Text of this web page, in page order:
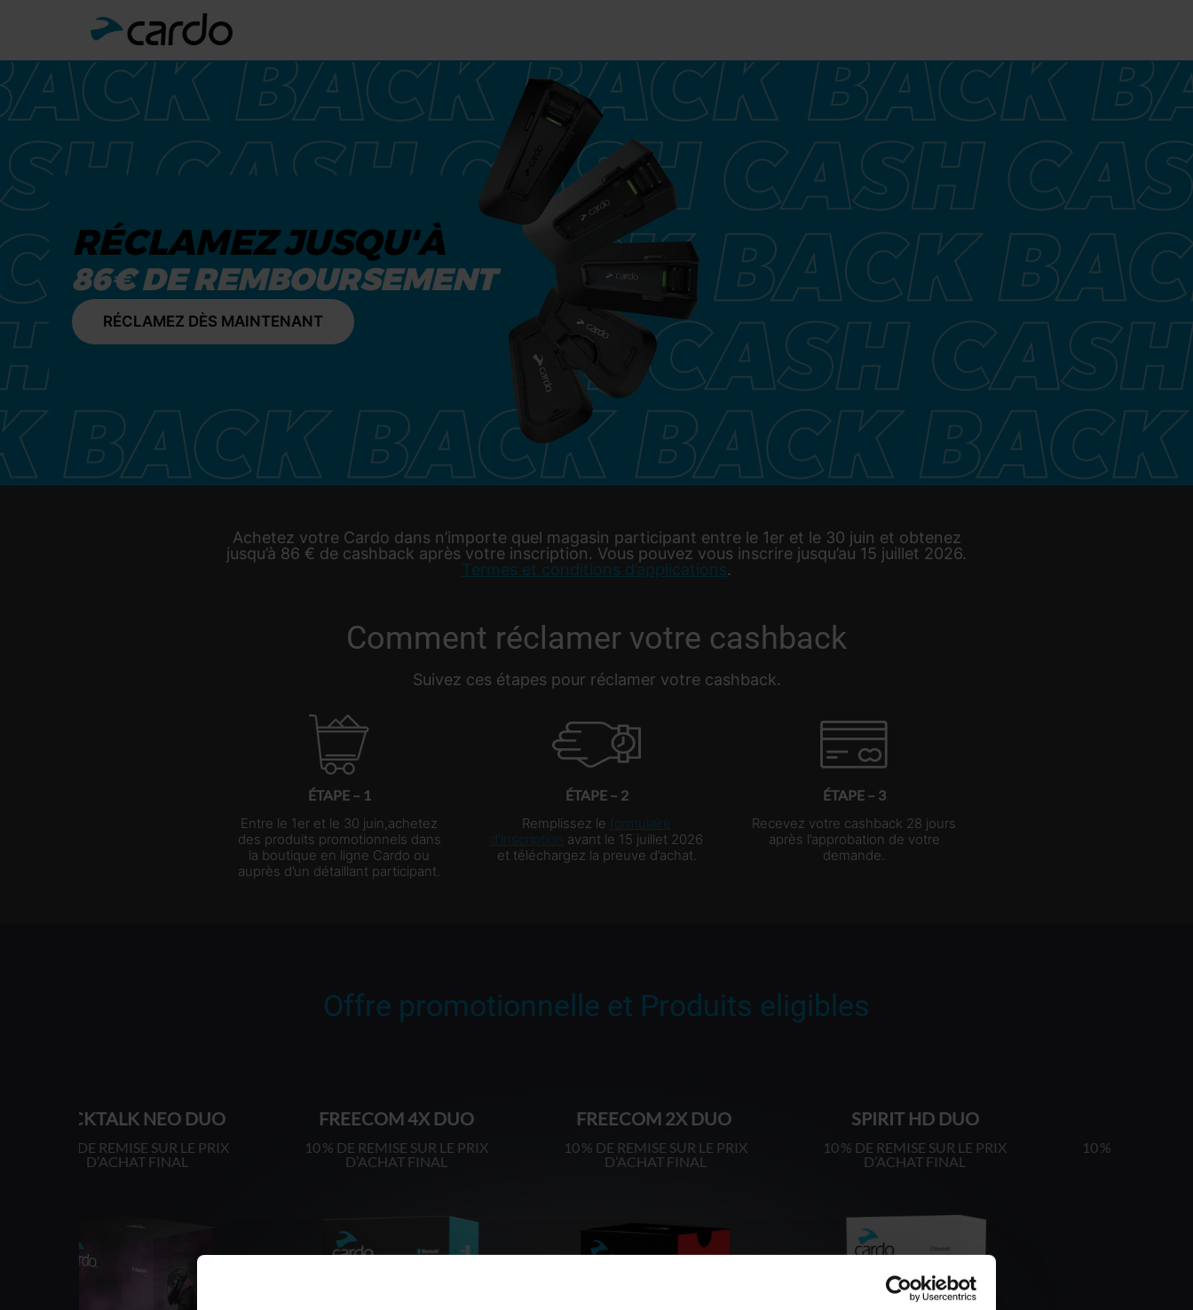
RÉCLAMEZ JUSQU'À
86€ DE REMBOURSEMENT
RÉCLAMEZ DÈS MAINTENANT
Achetez votre Cardo dans n’importe quel magasin participant entre le 1er et le 30 juin et obtenez
jusqu’à 86 € de cashback après votre inscription. Vous pouvez vous inscrire jusqu’au 15 juillet 2026.
Termes et conditions d’applications.
Comment réclamer votre cashback
Suivez ces étapes pour réclamer votre cashback.
ÉTAPE – 1
Entre le 1er et le 30 juin,achetez
des produits promotionnels dans
la boutique en ligne Cardo ou
auprès d’un détaillant participant.
ÉTAPE – 2
Remplissez le formulaire
d’inscription avant le 15 juillet 2026
et téléchargez la preuve d’achat.
ÉTAPE – 3
Recevez votre cashback 28 jours
après l’approbation de votre
demande.
Offre promotionnelle et Produits eligibles
FREECOM 4X DUO
10 % DE REMISE SUR LE PRIX
D’ACHAT FINAL
FREECOM 2X DUO
10 % DE REMISE SUR LE PRIX
D’ACHAT FINAL
SPIRIT HD DUO
10 % DE REMISE SUR LE PRIX
D’ACHAT FINAL
SPIRIT DUO
10 % DE REMISE SUR LE PRIX
D’ACHAT FINAL